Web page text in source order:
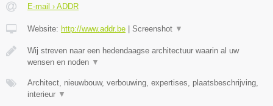
E-mail › ADDR
Website: http://www.addr.be Screenshot ▼
Wij streven naar een hedendaagse architectuur waarin al uw
wensen en noden ▼
Architect, nieuwbouw, verbouwing, expertises, plaatsbeschrijving,
interieur ▼